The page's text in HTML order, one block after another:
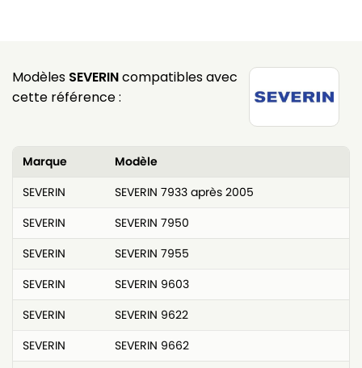
Modèles SEVERINcompatibles avec
cette référence :
Marque
Modèle
SEVERIN
SEVERIN 7933 après 2005
SEVERIN
SEVERIN 7950
SEVERIN
SEVERIN 7955
SEVERIN
SEVERIN 9603
SEVERIN
SEVERIN 9622
SEVERIN
SEVERIN 9662